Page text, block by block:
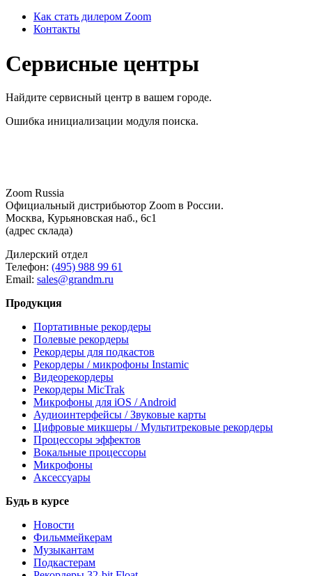
Как стать дилером Zoom
Контакты
Сервисные центры
Найдите сервисный центр в вашем городе.
Ошибка инициализации модуля поиска.
Zoom Russia
Официальный дистрибьютор Zoom в России.
Москва, Курьяновская наб., 6с1
(адрес склада)
Дилерский отдел
Телефон: (495) 988 99 61
Email: sales@grandm.ru
Продукция
Портативные рекордеры
Полевые рекордеры
Рекордеры для подкастов
Рекордеры / микрофоны Instamic
Видеорекордеры
Рекордеры MicTrak
Микрофоны для iOS / Android
Аудиоинтерфейсы / Звуковые карты
Цифровые микшеры / Мультитрековые рекордеры
Процессоры эффектов
Вокальные процессоры
Микрофоны
Аксессуары
Будь в курсе
Новости
Фильммейкерам
Музыкантам
Подкастерам